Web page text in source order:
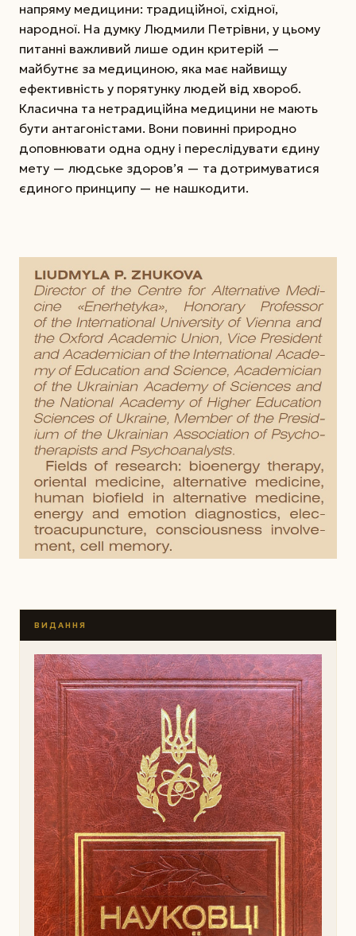
напряму медицини: традиційної, східної,
народної. На думку Людмили Петрівни, у цьому
питанні важливий лише один критерій —
майбутнє за медициною, яка має найвищу
ефективність у порятунку людей від хвороб.
Класична та нетрадиційна медицини не мають
бути антагоністами. Вони повинні природно
доповнювати одна одну і переслідувати єдину
мету — людське здоров’я — та дотримуватися
єдиного принципу — не нашкодити.
ВИДАННЯ